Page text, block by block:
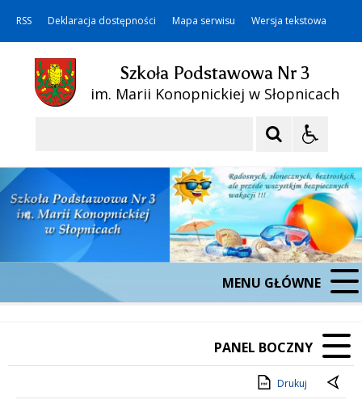
RSS Deklaracja dostępności Mapa serwisu Wersja tekstowa
Szkoła Podstawowa Nr 3
im. Marii Konopnickiej w Słopnicach
MENU GŁÓWNE
PANEL BOCZNY
Drukuj